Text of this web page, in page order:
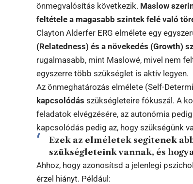
önmegvalósítás következik. Maslow
feltétele a magasabb szintek felé való
Clayton Alderfer ERG elmélete egy
(Relatedness) és a növekedés (Growth)
rugalmasabb, mint Maslowé, mivel nem
egyszerre több szükséglet is aktív legyen.
Az önmeghatározás elmélete (Self-
kapcsolódás szükségleteire fókuszál. A
feladatok elvégzésére, az autonómia
kapcsolódás pedig az, hogy szükségünk
Ezek az elméletek segítenek
szükségleteink vannak, és
Ahhoz, hogy azonosítsd a jelenlegi
érzel hiányt. Például: